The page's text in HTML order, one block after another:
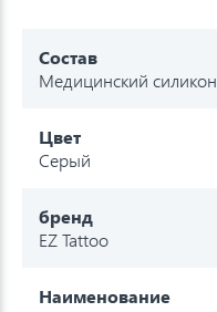
Состав
Медицинский силикон
Цвет
Серый
бренд
EZ Tattoo
Наименование